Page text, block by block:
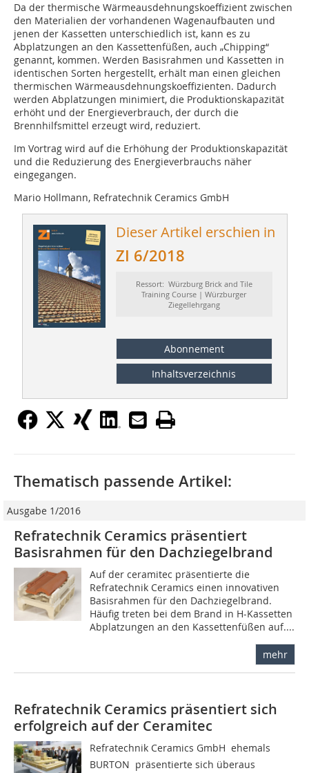
Da der thermische Wärmeausdehnungskoeffizient zwischen
den Materialien der vorhandenen Wagenaufbauten und
jenen der Kassetten unterschiedlich ist, kann es zu
Abplatzungen an den Kassettenfüßen, auch „Chipping“
genannt, kommen. Werden Basisrahmen und Kassetten in
identischen Sorten hergestellt, erhält man einen gleichen
thermischen Wärmeausdehnungskoeffizienten. Dadurch
werden Abplatzungen minimiert, die Produktionskapazität
erhöht und der Energieverbrauch, der durch die
Brennhilfsmittel erzeugt wird, reduziert.
Im Vortrag wird auf die Erhöhung der Produktionskapazität
und die Reduzierung des Energieverbrauchs näher
eingegangen.
Mario Hollmann, Refratechnik Ceramics GmbH
Dieser Artikel erschien in
ZI 6/2018
Ressort: Würzburg Brick and Tile
Training Course | Würzburger
Ziegellehrgang
Abonnement
Inhaltsverzeichnis
Thematisch passende Artikel:
Ausgabe 1/2016
Refratechnik Ceramics präsentiert
Basisrahmen für den Dachziegelbrand
Auf der ceramitec präsentierte die
Refratechnik Ceramics einen innovativen
Basisrahmen für den Dachziegelbrand.
Häufig treten bei dem Brand in H-Kassetten
Abplatzungen an den Kassettenfüßen auf....
mehr
Refratechnik Ceramics präsentiert sich
erfolgreich auf der Ceramitec
Refratechnik Ceramics GmbH  ehemals
BURTON  präsentierte sich überaus